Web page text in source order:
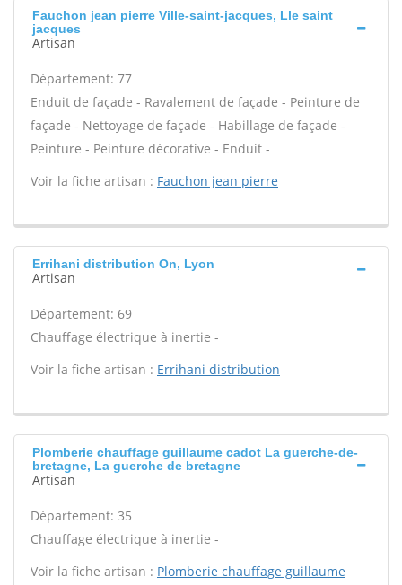
Fauchon jean pierre Ville-saint-jacques, Lle saint
jacques
Artisan
Département: 77
Enduit de façade - Ravalement de façade - Peinture de
façade - Nettoyage de façade - Habillage de façade -
Peinture - Peinture décorative - Enduit -
Voir la fiche artisan : Fauchon jean pierre
Errihani distribution On, Lyon
Artisan
Département: 69
Chauffage électrique à inertie -
Voir la fiche artisan : Errihani distribution
Plomberie chauffage guillaume cadot La guerche-de-
bretagne, La guerche de bretagne
Artisan
Département: 35
Chauffage électrique à inertie -
Voir la fiche artisan : Plomberie chauffage guillaume